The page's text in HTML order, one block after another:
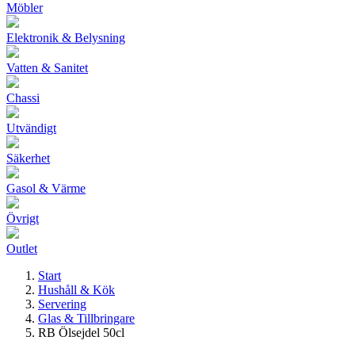
Möbler
Elektronik & Belysning
Vatten & Sanitet
Chassi
Utvändigt
Säkerhet
Gasol & Värme
Övrigt
Outlet
Start
Hushåll & Kök
Servering
Glas & Tillbringare
RB Ölsejdel 50cl